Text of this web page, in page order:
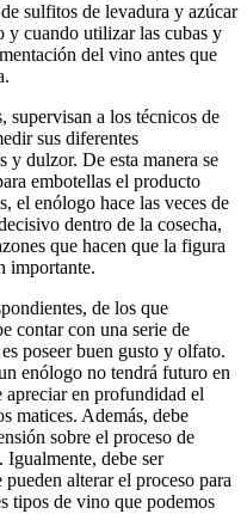
sulfitos de levadura y azúcar
y cuando utilizar las cubas y
del vino antes que
supervisan a los técnicos de
sus diferentes
y dulzor. De esta manera se
embotellas el producto
el enólogo hace las veces de
dentro de la cosecha,
que hacen que la figura
importante.
de los que
contar con una serie de
poseer buen gusto y olfato.
enólogo no tendrá futuro en
apreciar en profundidad el
matices. Además, debe
sobre el proceso de
debe ser
alterar el proceso para
tipos de vino que podemos